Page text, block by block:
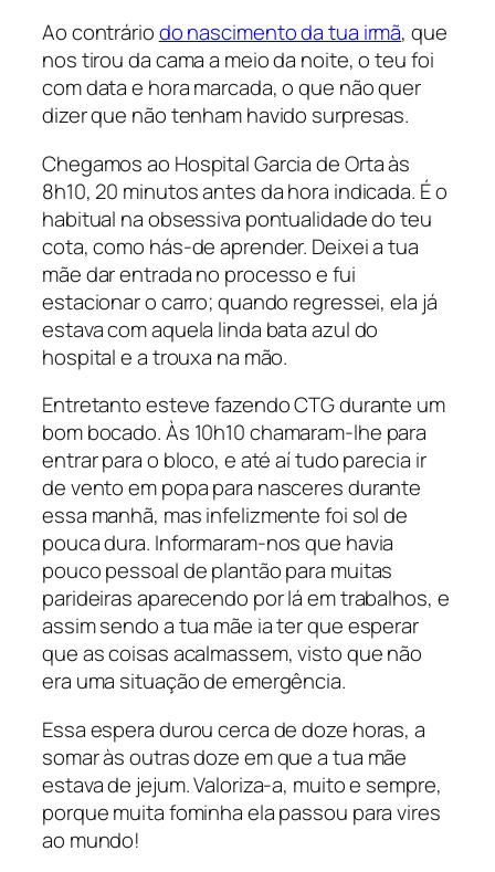
Ao contráriodo nascimento da tua irmã, que
nos tirou da cama a meio da noite, o teu foi
com data e hora marcada, o que não quer
dizer que não tenham havido surpresas.
Chegamos ao Hospital Garcia de Orta às
8h10, 20 minutos antes da hora indicada. É o
habitual na obsessiva pontualidade do teu
cota, como hás-de aprender. Deixei a tua
mãe dar entrada no processo e fui
estacionar o carro; quando regressei, ela já
estava com aquela linda bata azul do
hospital e a trouxa na mão.
Entretanto esteve fazendo CTG durante um
bom bocado. Às 10h10 chamaram-lhe para
entrar para o bloco, e até aí tudo parecia ir
de vento em popa para nasceres durante
essa manhã, mas infelizmente foi sol de
pouca dura. Informaram-nos que havia
pouco pessoal de plantão para muitas
parideiras aparecendo por lá em trabalhos, e
assim sendo a tua mãe ia ter que esperar
que as coisas acalmassem, visto que não
era uma situação de emergência.
Essa espera durou cerca de doze horas, a
somar às outras doze em que a tua mãe
estava de jejum. Valoriza-a, muito e sempre,
porque muita fominha ela passou para vires
ao mundo!